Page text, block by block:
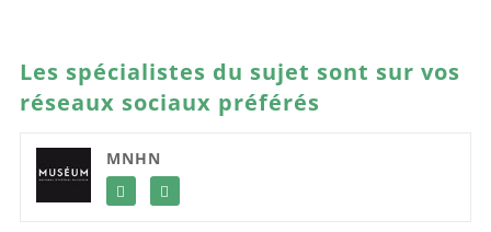
Les spécialistes du sujet sont sur vos
réseaux sociaux préférés
MNHN